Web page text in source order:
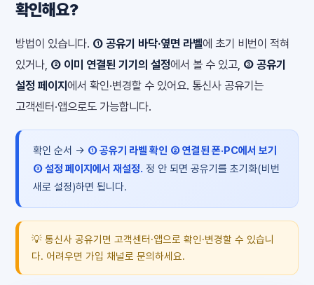
확인해요?
방법이 있습니다. ① 공유기 바닥·옆면 라벨에 초기 비번이 적혀
있거나, ② 이미 연결된 기기의 설정에서 볼 수 있고, ③ 공유기
설정 페이지 에서 확인·변경할 수 있어요. 통신사 공유기는
고객센터·앱으로도 가능합니다.
확인 순서 → ① 공유기 라벨 확인 ② 연결된 폰·PC에서 보기
③ 설정 페이지에서 재설정. 정 안 되면 공유기를 초기화(비번
새로 설정)하면 됩니다.
💡 통신사 공유기면 고객센터·앱으로 확인·변경할 수 있습니
다. 어려우면 가입 채널로 문의하세요.